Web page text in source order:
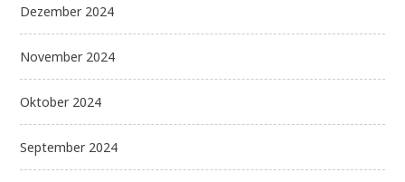
Dezember 2024
November 2024
Oktober 2024
September 2024